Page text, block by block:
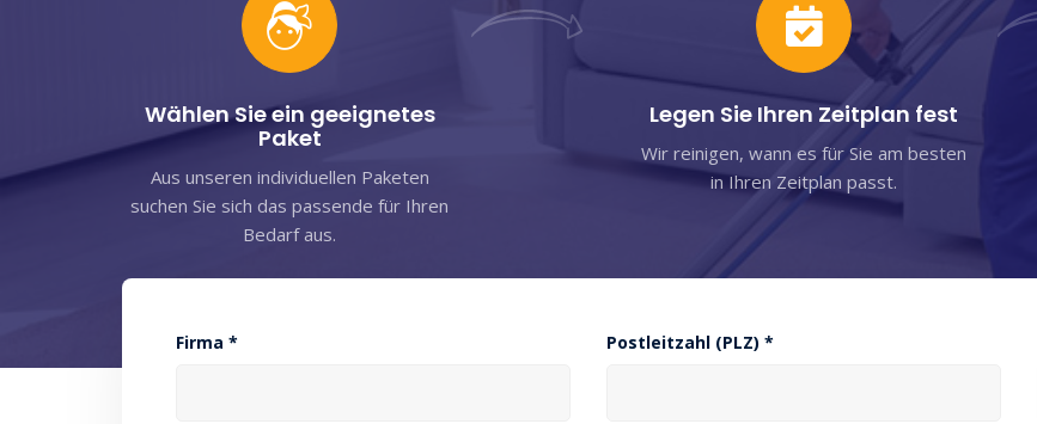
Wählen Sie ein geeignetes
Paket
Aus unseren individuellen Paketen
suchen Sie sich das passende für Ihren
Bedarf aus.
Legen Sie Ihren Zeitplan fest
Wir reinigen, wann es für Sie am besten
in Ihren Zeitplan passt.
Firma * Postleitzahl (PLZ) *